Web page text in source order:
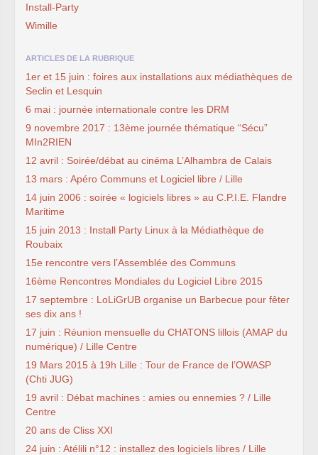
Install-Party
Wimille
ARTICLES DE LA RUBRIQUE
1er et 15 juin : foires aux installations aux médiathèques de
Seclin et Lesquin
6 mai : journée internationale contre les DRM
9 novembre 2017 : 13ème journée thématique “Sécu”
MIn2RIEN
12 avril : Soirée/débat au cinéma L’Alhambra de Calais
13 mars : Apéro Communs et Logiciel libre / Lille
14 juin 2006 : soirée « logiciels libres » au C.P.I.E. Flandre
Maritime
15 juin 2013 : Install Party Linux à la Médiathèque de
Roubaix
15e rencontre vers l’Assemblée des Communs
16ème Rencontres Mondiales du Logiciel Libre 2015
17 septembre : LoLiGrUB organise un Barbecue pour fêter
ses dix ans !
17 juin : Réunion mensuelle du CHATONS lillois (AMAP du
numérique) / Lille Centre
19 Mars 2015 à 19h Lille : Tour de France de l’OWASP
(Chti JUG)
19 avril : Débat machines : amies ou ennemies ? / Lille
Centre
20 ans de Cliss XXI
24 juin : Atélili n°12 : installez des logiciels libres / Lille